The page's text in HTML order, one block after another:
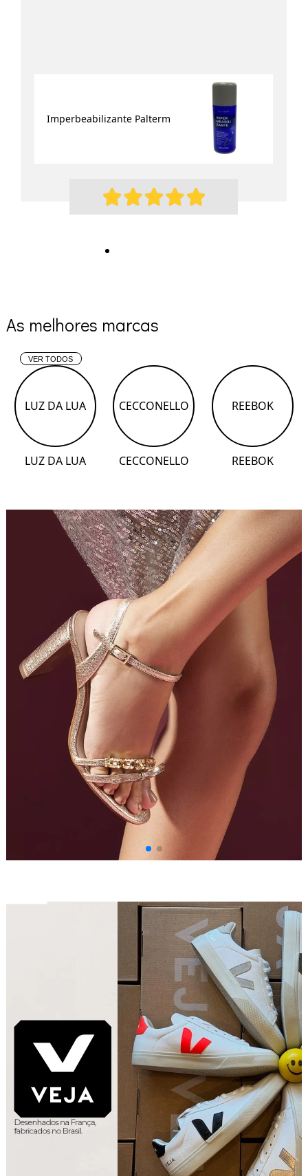
Imperbeabilizante Palterm
As melhores marcas
VER TODOS
LUZ DA LUA
LUZ DA LUA
CECCONELLO
CECCONELLO
REEBOK
REEBOK